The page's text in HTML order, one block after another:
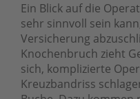
Ein Blick auf die
sehr sinnvoll sein
Versicherung
Knochenbruch zieht
sich, komplizierte
Kreuzbandriss